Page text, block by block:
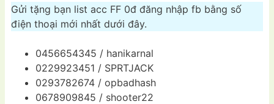
Gửi tặng bạn list acc FF 0đ đăng nhập fb bằng số
điện thoại mới nhất dưới đây.
0456654345 / hanikarnal
0229923451 / SPRTJACK
0293782674 / opbadhash
0678909845 / shooter22